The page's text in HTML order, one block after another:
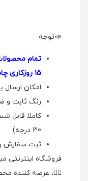
📣توجه
15 روزکاری چاپ و تولید می‌شود.
امکان ارسال
رنگ ثابت و ضمانت 2
کاملا قابل
30 درجه)
ثبت سفارش
فروشگاه اینترنتی
👉🏻، عرضه کننده